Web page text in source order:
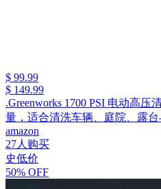
$ 99.99
$ 149.99
.Greenworks 1700 PSI 电动高压
量，适合清洗车辆、庭院、露
amazon
27人购买
史低价
50% OFF